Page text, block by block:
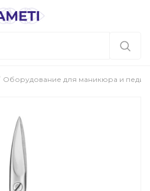
Оборудование для маникюра и